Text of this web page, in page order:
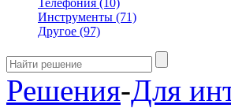
Телефония (10)
Инструменты (71)
Другое (97)
Решения-Для